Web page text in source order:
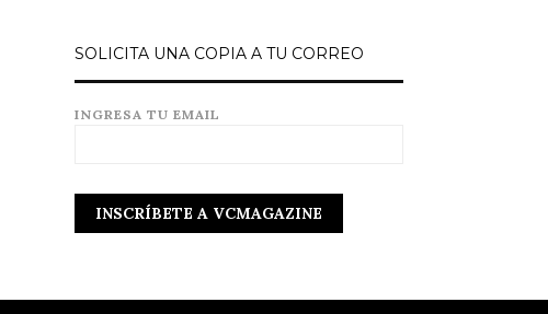
SOLICITA UNA COPIA A TU CORREO
INGRESA TU EMAIL